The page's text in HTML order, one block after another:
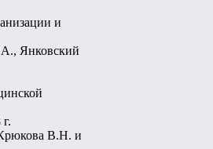
и
Янковский
В.Н. и